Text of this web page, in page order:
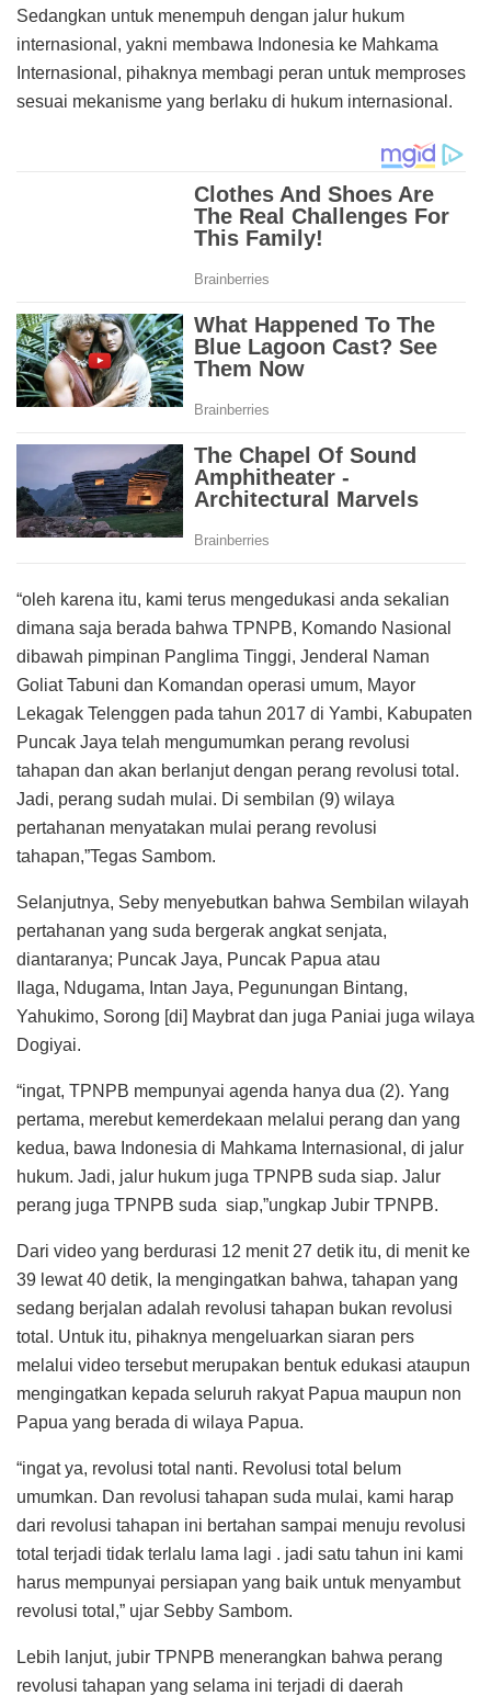
Sedangkan untuk menempuh dengan jalur hukum
internasional, yakni membawa Indonesia ke Mahkama
Internasional, pihaknya membagi peran untuk memproses
sesuai mekanisme yang berlaku di hukum internasional.
“oleh karena itu, kami terus mengedukasi anda sekalian
dimana saja berada bahwa TPNPB, Komando Nasional
dibawah pimpinan Panglima Tinggi, Jenderal Naman
Goliat Tabuni dan Komandan operasi umum, Mayor
Lekagak Telenggen pada tahun 2017 di Yambi, Kabupaten
Puncak Jaya telah mengumumkan perang revolusi
tahapan dan akan berlanjut dengan perang revolusi total.
Jadi, perang sudah mulai. Di sembilan (9) wilaya
pertahanan menyatakan mulai perang revolusi
tahapan,”Tegas Sambom.
Selanjutnya, Seby menyebutkan bahwa Sembilan wilayah
pertahanan yang suda bergerak angkat senjata,
diantaranya; Puncak Jaya, Puncak Papua atau
Ilaga, Ndugama, Intan Jaya, Pegunungan Bintang,
Yahukimo, Sorong [di] Maybrat dan juga Paniai juga wilaya
Dogiyai.
“ingat, TPNPB mempunyai agenda hanya dua (2). Yang
pertama, merebut kemerdekaan melalui perang dan yang
kedua, bawa Indonesia di Mahkama Internasional, di jalur
hukum. Jadi, jalur hukum juga TPNPB suda siap. Jalur
perang juga TPNPB suda siap,”ungkap Jubir TPNPB.
Dari video yang berdurasi 12 menit 27 detik itu, di menit ke
39 lewat 40 detik, Ia mengingatkan bahwa, tahapan yang
sedang berjalan adalah revolusi tahapan bukan revolusi
total. Untuk itu, pihaknya mengeluarkan siaran pers
melalui video tersebut merupakan bentuk edukasi ataupun
mengingatkan kepada seluruh rakyat Papua maupun non
Papua yang berada di wilaya Papua.
“ingat ya, revolusi total nanti. Revolusi total belum
umumkan. Dan revolusi tahapan suda mulai, kami harap
dari revolusi tahapan ini bertahan sampai menuju revolusi
total terjadi tidak terlalu lama lagi . jadi satu tahun ini kami
harus mempunyai persiapan yang baik untuk menyambut
revolusi total,” ujar Sebby Sambom.
Lebih lanjut, jubir TPNPB menerangkan bahwa perang
revolusi tahapan yang selama ini terjadi di daerah